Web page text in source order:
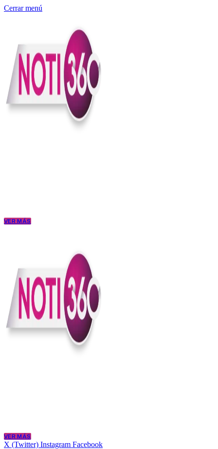
Cerrar menú
VER MÁS
VER MÁS
X (Twitter) Instagram Facebook